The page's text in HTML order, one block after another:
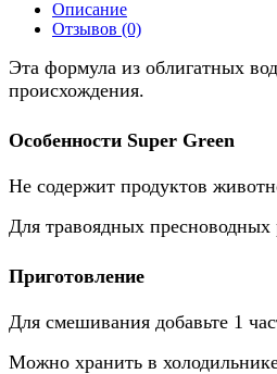
Описание
Отзывов (0)
Эта формула из облигатных
происхождения.
Особенности Super Green
Не содержит продуктов
Для травоядных
Приготовление
Для смешивания добавьте 1
Можно хранить в